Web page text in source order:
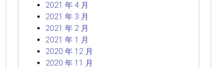
2021 年 4 月
2021 年 3 月
2021 年 2 月
2021 年 1 月
2020 年 12 月
2020 年 11 月